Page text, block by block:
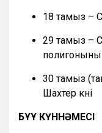
18 тамыз –
29 тамыз –
30 тамыз
Шахтер күні
БҰҰ КҮННӘМЕСІ